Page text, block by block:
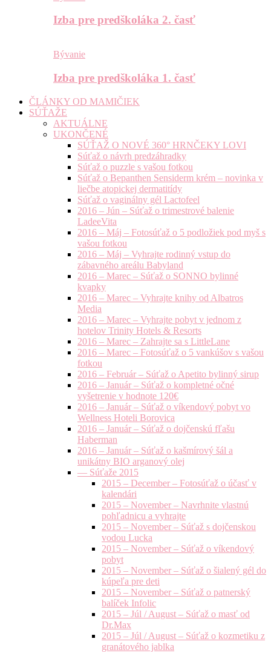
Izba pre predškoláka 2. časť
Bývanie
Izba pre predškoláka 1. časť
ČLÁNKY OD MAMIČIEK
SÚŤAŽE
AKTUÁLNE
UKONČENÉ
SÚŤAŽ O NOVÉ 360° HRNČEKY LOVI
Súťaž o návrh predzáhradky
Súťaž o puzzle s vašou fotkou
Súťaž o Bepanthen Sensiderm krém – novinka v
liečbe atopickej dermatitídy
Súťaž o vaginálny gél Lactofeel
2016 – Jún – Súťaž o trimestrové balenie
LadeeVita
2016 – Máj – Fotosúťaž o 5 podložiek pod myš s
vašou fotkou
2016 – Máj – Vyhrajte rodinný vstup do
zábavného areálu Babyland
2016 – Marec – Súťaž o SONNO bylinné
kvapky
2016 – Marec – Vyhrajte knihy od Albatros
Media
2016 – Marec – Vyhrajte pobyt v jednom z
hotelov Trinity Hotels & Resorts
2016 – Marec – Zahrajte sa s LittleLane
2016 – Marec – Fotosúťaž o 5 vankúšov s vašou
fotkou
2016 – Február – Súťaž o Apetito bylinný sirup
2016 – Január – Súťaž o kompletné očné
vyšetrenie v hodnote 120€
2016 – Január – Súťaž o víkendový pobyt vo
Wellness Hoteli Borovica
2016 – Január – Súťaž o dojčenskú fľašu
Haberman
2016 – Január – Súťaž o kašmírový šál a
unikátny BIO arganový olej
— Súťaže 2015
2015 – December – Fotosúťaž o účasť v
kalendári
2015 – November – Navrhnite vlastnú
pohľadnicu a vyhrajte
2015 – November – Súťaž s dojčenskou
vodou Lucka
2015 – November – Súťaž o víkendový
pobyt
2015 – November – Súťaž o šialený gél do
kúpeľa pre deti
2015 – November – Súťaž o patnerský
balíček Infolic
2015 – Júl / August – Súťaž o masť od
Dr.Max
2015 – Júl / August – Súťaž o kozmetiku z
granátového jablka